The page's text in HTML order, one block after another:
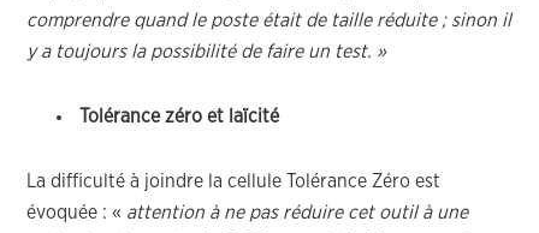
comprendre quand le poste était de taille réduite ; sinon il
y a toujours la possibilité de faire un test. »
Tolérance zéro et laïcité
La difficulté à joindre la cellule Tolérance Zéro est
évoquée : « attention à ne pas réduire cet outil à une